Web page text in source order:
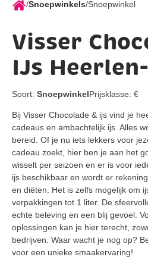
/Snoepwinkels/Snoepwinkel
Visser
IJs
Soort: SnoepwinkelPrijsklasse: €
Bij Visser Chocolade & ijs vind je
cadeaus en ambachtelijk ijs. Alles
bereid. Of je nu iets lekkers voor
cadeau zoekt, hier ben je aan het
wisselt per seizoen en er is voor
ijs beschikbaar en wordt er
en diëten. Het is zelfs mogelijk om
verpakkingen tot 1 liter. De
echte beleving en een blij gevoel.
oplossingen kan je hier terecht,
bedrijven. Waar wacht je nog op?
voor een unieke smaakervaring!